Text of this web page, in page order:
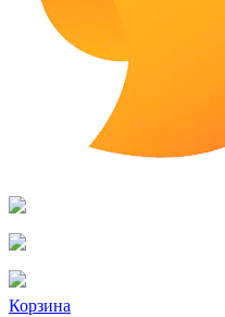
Корзина